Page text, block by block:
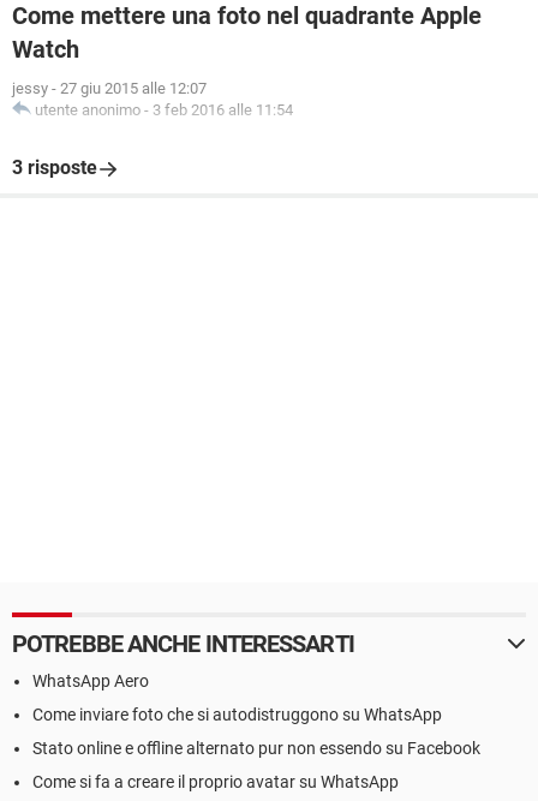
Come mettere una foto nel quadrante Apple
Watch
jessy - 27 giu 2015 alle 12:07
utente anonimo - 3 feb 2016 alle 11:54
3 risposte
POTREBBE ANCHE INTERESSARTI
WhatsApp Aero
Come inviare foto che si autodistruggono su WhatsApp
Stato online e offline alternato pur non essendo su Facebook
Come si fa a creare il proprio avatar su WhatsApp